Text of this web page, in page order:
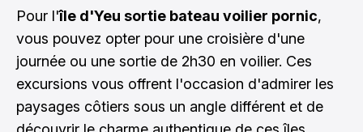
Pour l'île d'Yeu sortie bateau voilier pornic,
vous pouvez opter pour une croisière d'une
journée ou une sortie de 2h30 en voilier. Ces
excursions vous offrent l'occasion d'admirer les
paysages côtiers sous un angle différent et de